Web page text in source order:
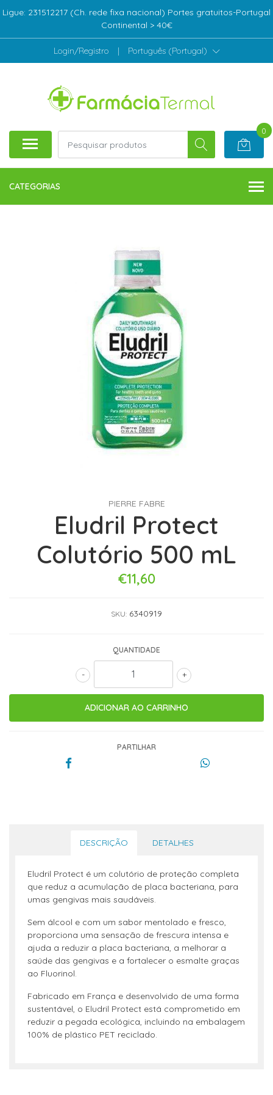
Ligue: 231512217 (Ch. rede fixa nacional) Portes gratuitos-Portugal
Continental > 40€
Login/Registro | Português (Portugal)
0
CATEGORIAS
PIERRE FABRE
Eludril Protect
Colutório 500 mL
€11,60
SKU: 6340919
QUANTIDADE
+
-
PARTILHAR
DESCRIÇÃO DETALHES
Eludril Protect é um colutório de proteção completa
que reduz a acumulação de placa bacteriana, para
umas gengivas mais saudáveis.
Sem álcool e com um sabor mentolado e fresco,
proporciona uma sensação de frescura intensa e
ajuda a reduzir a placa bacteriana, a melhorar a
saúde das gengivas e a fortalecer o esmalte graças
ao Fluorinol.
Fabricado em França e desenvolvido de uma forma
sustentável, o Eludril Protect está comprometido em
reduzir a pegada ecológica, incluindo na embalagem
100% de plástico PET reciclado.